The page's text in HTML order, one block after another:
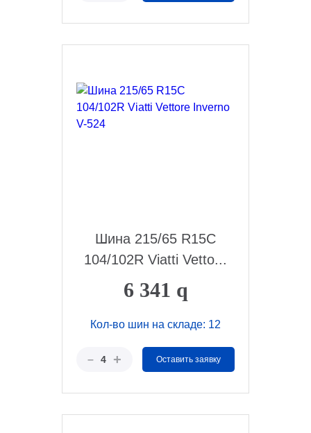
Шина 215/65 R15C
104/102R Viatti Vetto...
6 341 q
Кол-во шин на складе: 12
– 4 + Оставить заявку